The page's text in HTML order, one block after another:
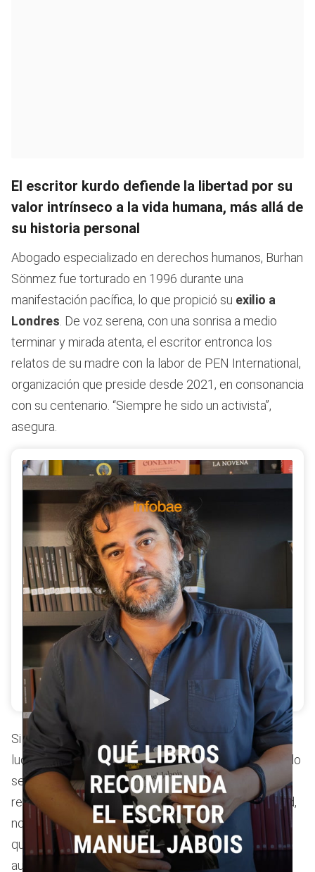
El escritor kurdo defiende la libertad por su
valor intrínseco a la vida humana, más allá de
su historia personal
Abogado especializado en derechos humanos, Burhan
Sönmez fue torturado en 1996 durante una
manifestación pacífica, lo que propició su exilio a
Londres . De voz serena, con una sonrisa a medio
terminar y mirada atenta, el escritor entronca los
relatos de su madre con la labor de PEN International,
organización que preside desde 2021, en consonancia
con su centenario. “Siempre he sido un activista”,
asegura.
El periodista y escritor Manuel Jabois comparte sus
recomendaciones literarias. Descubre qué autor
cambió su forma de escribir, qué clásico considera
infravalorado y cuál no ha conseguido terminar.
Si se le pregunta por qué a sus 61 años sigue
luchando activamente por que los literatos del mundo
sean libres de hablar y conocerse entre sí, Sönmez
responde tajante: “Lo hago porque yo amo la libertad,
no por lo que yo viví”. Aparece entonces el vínculo
que une a laasociación con España, país al que el
autor ha viajado expresamente para la presentación